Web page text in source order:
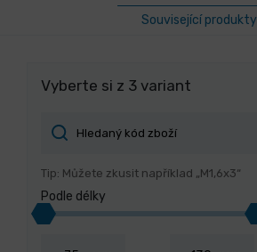
Související produkty
Vyberte si z 3 variant
Tip: Můžete zkusit například „M1,6x3“
Podle délky